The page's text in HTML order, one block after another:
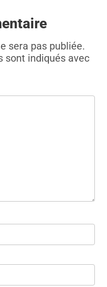
sera pas publiée.
sont indiqués avec